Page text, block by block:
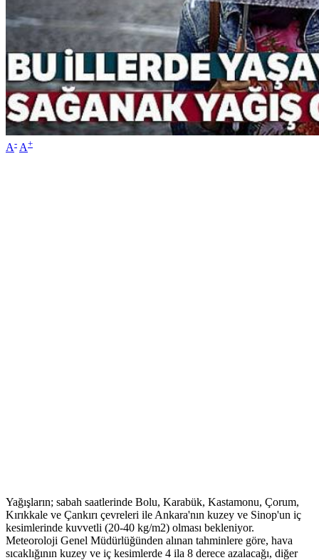
A- A+
Yağışların; sabah saatlerinde Bolu, Karabük, Kastamonu, Çorum,
Kırıkkale ve Çankırı çevreleri ile Ankara'nın kuzey ve Sinop'un iç
kesimlerinde kuvvetli (20-40 kg/m2) olması bekleniyor.
Meteoroloji Genel Müdürlüğünden alınan tahminlere göre, hava
sıcaklığının kuzey ve iç kesimlerde 4 ila 8 derece azalacağı, diğer